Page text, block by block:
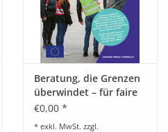
Beratung, die Grenzen
überwindet – für faire
Arbeit in Europa
€0,00 *
* exkl. MwSt. zzgl.